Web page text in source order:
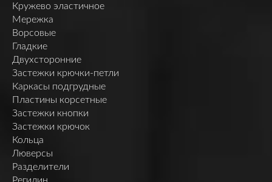
Кружево эластичное
Мережка
Ворсовые
Гладкие
Двухсторонние
Застежки крючки-петли
Каркасы подгрудные
Пластины корсетные
Застежки кнопки
Застежки крючок
Кольца
Люверсы
Разделители
Регилин